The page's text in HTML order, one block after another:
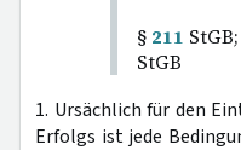
§ 211
StGB
1. Ursächlich für den
Erfolgs ist jede